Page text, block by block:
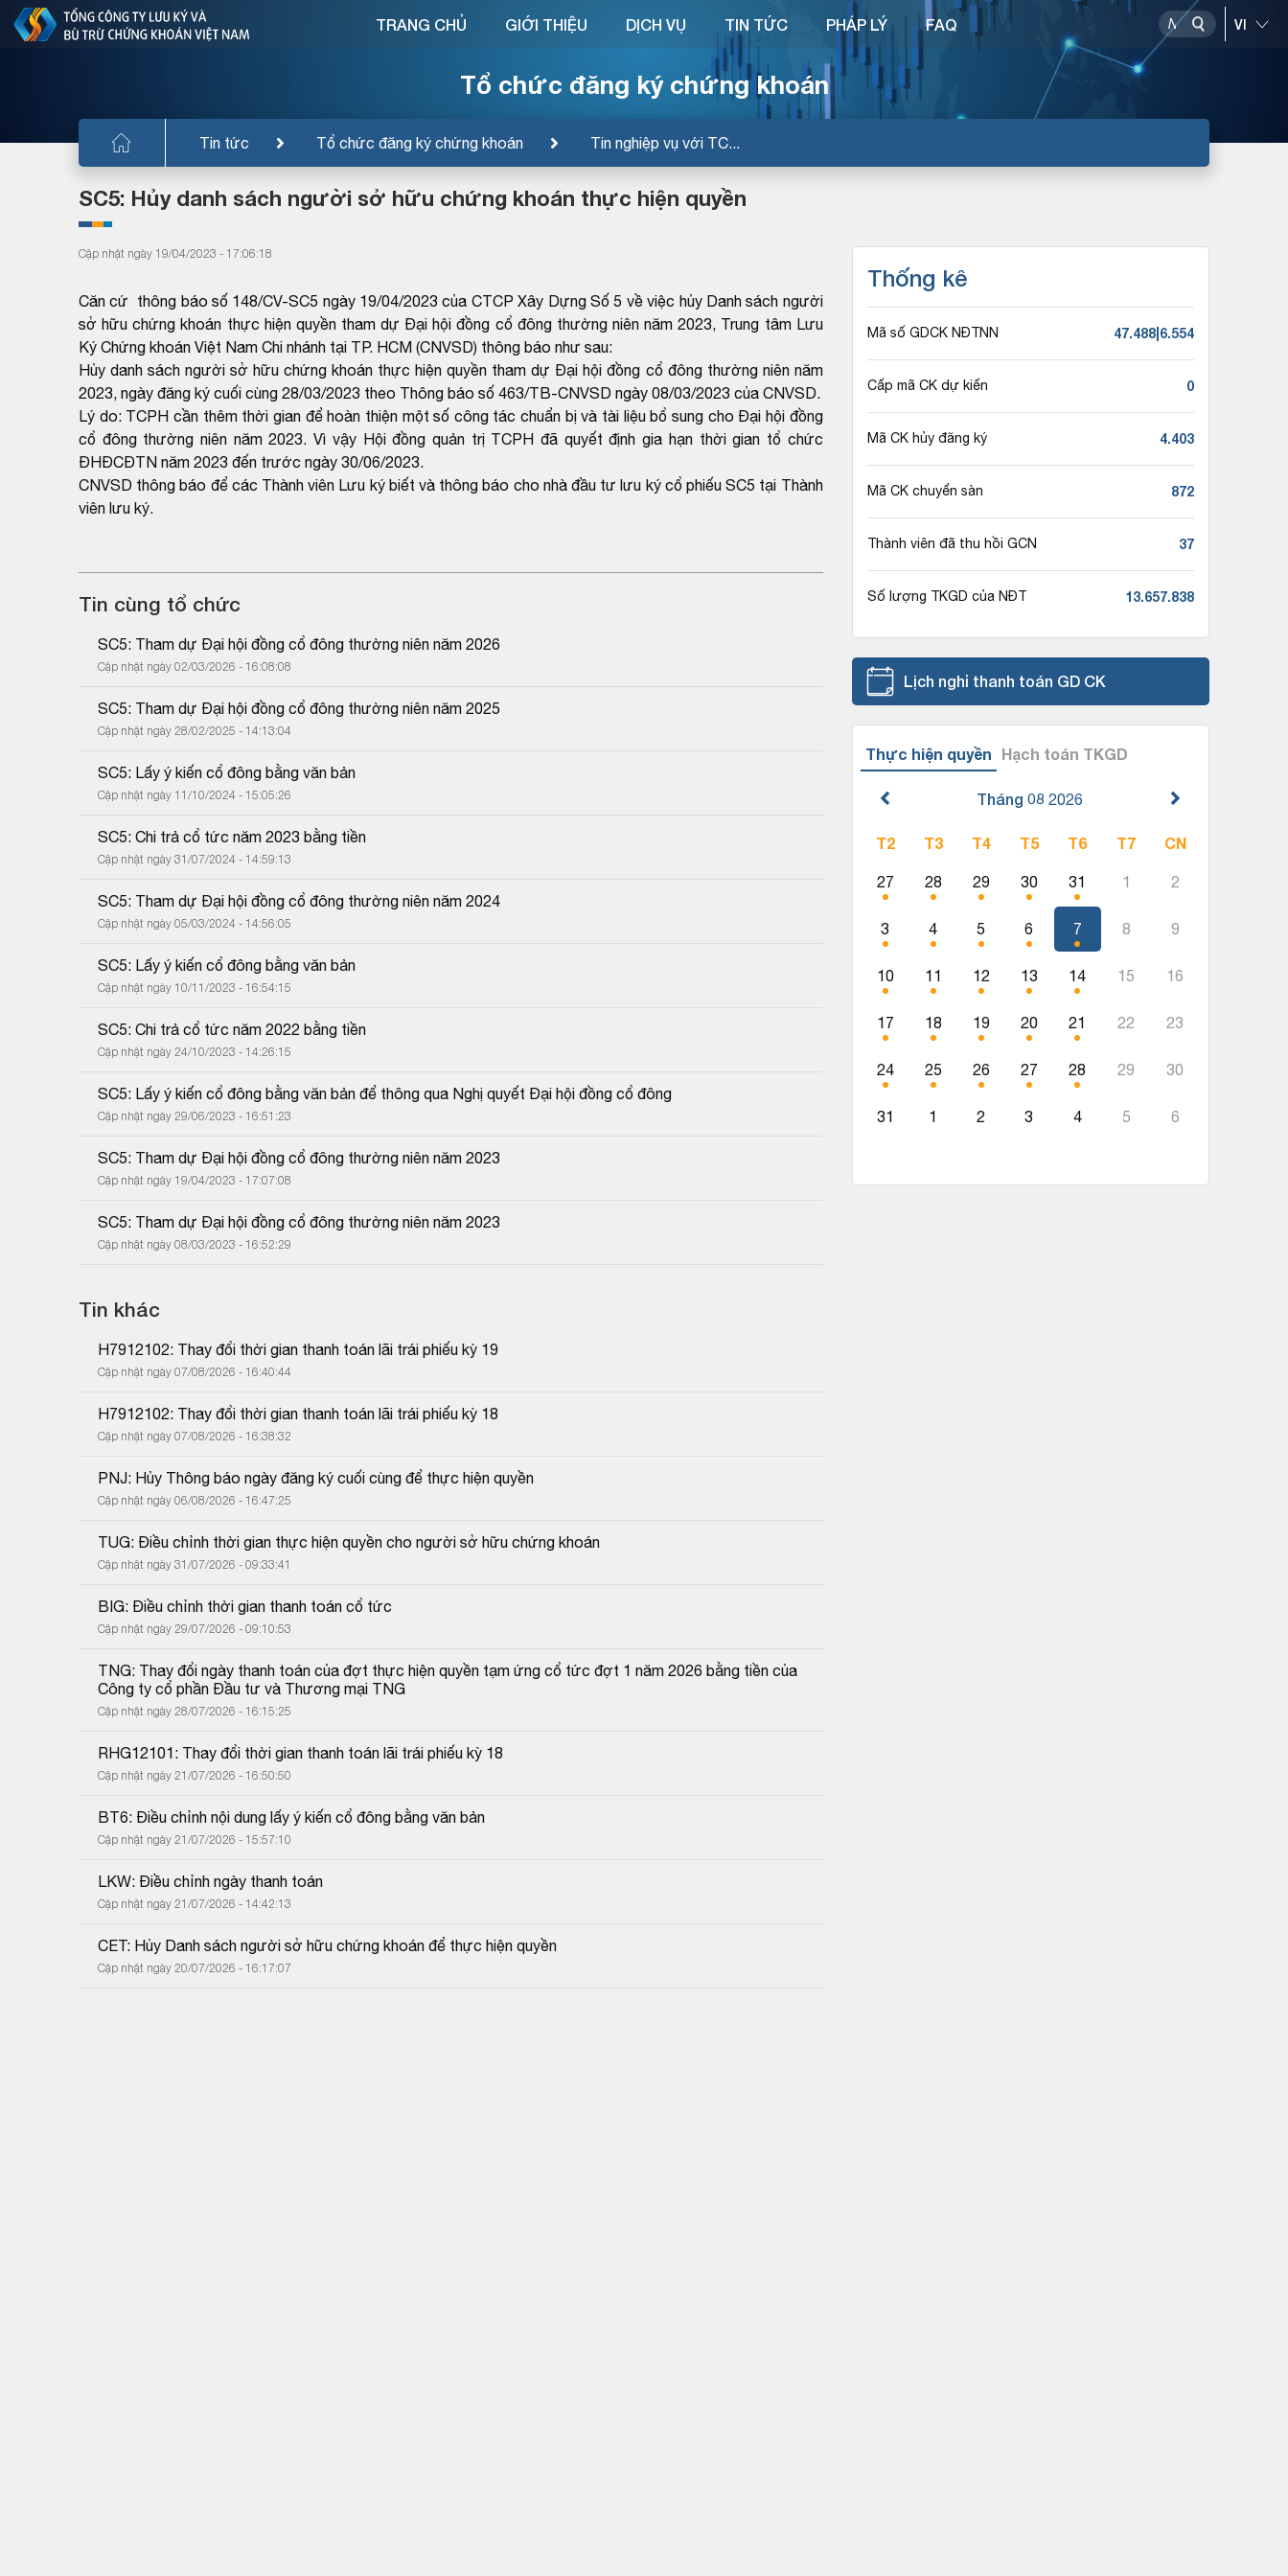
Tổ chức đăng ký chứng khoán
Tin tức Tổ chức đăng ký chứng khoán Tin nghiệp vụ với TC...
TRANG CHỦ GIỚI THIỆU DỊCH VỤ TIN TỨC PHÁP LÝ FAQ
SC5: Hủy danh sách người sở hữu chứng khoán thực hiện quyền
Cập nhật ngày 19/04/2023 - 17:06:18
Căn cứ thông báo số 148/CV-SC5 ngày 19/04/2023 của CTCP Xây Dựng Số 5 về việc hủy Danh sách người
sở hữu chứng khoán thực hiện quyền tham dự Đại hội đồng cổ đông thường niên năm 2023, Trung tâm Lưu
Ký Chứng khoán Việt Nam Chi nhánh tại TP. HCM (CNVSD) thông báo như sau:
Hủy danh sách người sở hữu chứng khoán thực hiện quyền tham dự Đại hội đồng cổ đông thường niên năm
2023, ngày đăng ký cuối cùng 28/03/2023 theo Thông báo số 463/TB-CNVSD ngày 08/03/2023 của CNVSD.
Lý do: TCPH cần thêm thời gian để hoàn thiện một số công tác chuẩn bị và tài liệu bổ sung cho Đại hội đồng
cổ đông thường niên năm 2023. Vì vậy Hội đồng quản trị TCPH đã quyết định gia hạn thời gian tổ chức
ĐHĐCĐTN năm 2023 đến trước ngày 30/06/2023.
CNVSD thông báo để các Thành viên Lưu ký biết và thông báo cho nhà đầu tư lưu ký cổ phiếu SC5 tại Thành
viên lưu ký.
Tin cùng tổ chức
SC5: Tham dự Đại hội đồng cổ đông thường niên năm 2026
Cập nhật ngày 02/03/2026 - 16:08:08
SC5: Tham dự Đại hội đồng cổ đông thường niên năm 2025
Cập nhật ngày 28/02/2025 - 14:13:04
SC5: Lấy ý kiến cổ đông bằng văn bản
Cập nhật ngày 11/10/2024 - 15:05:26
SC5: Chi trả cổ tức năm 2023 bằng tiền
Cập nhật ngày 31/07/2024 - 14:59:13
SC5: Tham dự Đại hội đồng cổ đông thường niên năm 2024
Cập nhật ngày 05/03/2024 - 14:56:05
SC5: Lấy ý kiến cổ đông bằng văn bản
Cập nhật ngày 10/11/2023 - 16:54:15
SC5: Chi trả cổ tức năm 2022 bằng tiền
Cập nhật ngày 24/10/2023 - 14:26:15
SC5: Lấy ý kiến cổ đông bằng văn bản để thông qua Nghị quyết Đại hội đồng cổ đông
Cập nhật ngày 29/06/2023 - 16:51:23
SC5: Tham dự Đại hội đồng cổ đông thường niên năm 2023
Cập nhật ngày 19/04/2023 - 17:07:08
SC5: Tham dự Đại hội đồng cổ đông thường niên năm 2023
Cập nhật ngày 08/03/2023 - 16:52:29
Tin khác
H7912102: Thay đổi thời gian thanh toán lãi trái phiếu kỳ 19
Cập nhật ngày 07/08/2026 - 16:40:44
H7912102: Thay đổi thời gian thanh toán lãi trái phiếu kỳ 18
Cập nhật ngày 07/08/2026 - 16:38:32
PNJ: Hủy Thông báo ngày đăng ký cuối cùng để thực hiện quyền
Cập nhật ngày 06/08/2026 - 16:47:25
TUG: Điều chỉnh thời gian thực hiện quyền cho người sở hữu chứng khoán
Cập nhật ngày 31/07/2026 - 09:33:41
BIG: Điều chỉnh thời gian thanh toán cổ tức
Cập nhật ngày 29/07/2026 - 09:10:53
TNG: Thay đổi ngày thanh toán của đợt thực hiện quyền tạm ứng cổ tức đợt 1 năm 2026 bằng tiền của
Công ty cổ phần Đầu tư và Thương mại TNG
Cập nhật ngày 28/07/2026 - 16:15:25
RHG12101: Thay đổi thời gian thanh toán lãi trái phiếu kỳ 18
Cập nhật ngày 21/07/2026 - 16:50:50
BT6: Điều chỉnh nội dung lấy ý kiến cổ đông bằng văn bản
Cập nhật ngày 21/07/2026 - 15:57:10
LKW: Điều chỉnh ngày thanh toán
Cập nhật ngày 21/07/2026 - 14:42:13
CET: Hủy Danh sách người sở hữu chứng khoán để thực hiện quyền
Cập nhật ngày 20/07/2026 - 16:17:07
Thống kê
Mã số GDCK NĐTNN 47.488|6.554
Cấp mã CK dự kiến 0
Mã CK hủy đăng ký 4.403
Mã CK chuyển sàn 872
Thành viên đã thu hồi GCN 37
Số lượng TKGD của NĐT 13.657.838
Lịch nghỉ thanh toán GD CK
Thực hiện quyền Hạch toán TKGD
Tháng 08 2026
T2 T3 T4 T5 T6 T7 CN
27 28 29 30 31 1 2
3 4 5 6 7 8 9
10 11 12 13 14 15 16
17 18 19 20 21 22 23
24 25 26 27 28 29 30
31 1 2 3 4 5 6